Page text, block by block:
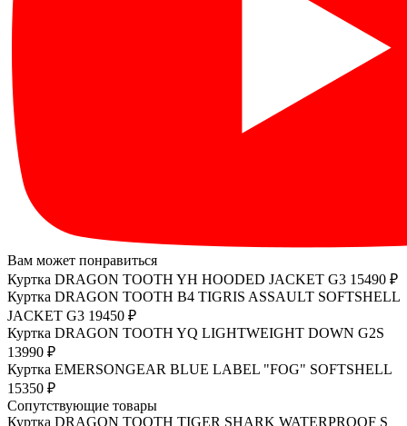
Вам может понравиться
Куртка DRAGON TOOTH YH HOODED JACKET G3 15490 ₽
Куртка DRAGON TOOTH B4 TIGRIS ASSAULT SOFTSHELL
JACKET G3 19450 ₽
Куртка DRAGON TOOTH YQ LIGHTWEIGHT DOWN G2S
13990 ₽
Куртка EMERSONGEAR BLUE LABEL "FOG" SOFTSHELL
15350 ₽
Сопутствующие товары
Куртка DRAGON TOOTH TIGER SHARK WATERPROOF S